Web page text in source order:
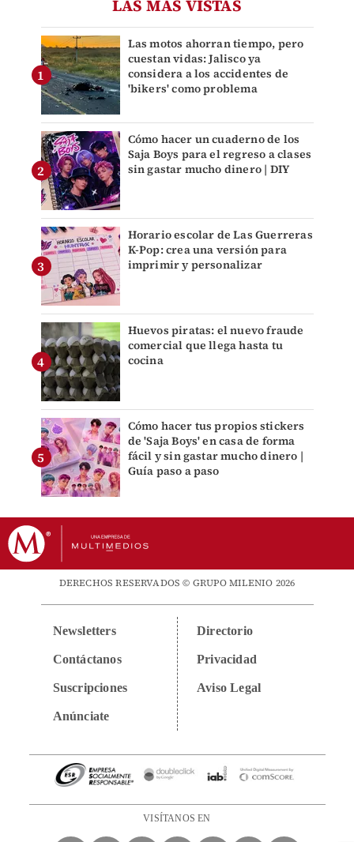
LAS MÁS VISTAS
Las motos ahorran tiempo, pero
cuestan vidas: Jalisco ya
considera a los accidentes de
'bikers' como problema
Cómo hacer un cuaderno de los
Saja Boys para el regreso a clases
sin gastar mucho dinero | DIY
Horario escolar de Las Guerreras
K-Pop: crea una versión para
imprimir y personalizar
Huevos piratas: el nuevo fraude
comercial que llega hasta tu
cocina
Cómo hacer tus propios stickers
de 'Saja Boys' en casa de forma
fácil y sin gastar mucho dinero |
Guía paso a paso
DERECHOS RESERVADOS © GRUPO MILENIO 2026
Newsletters
Contáctanos
Suscripciones
Anúnciate
Directorio
Privacidad
Aviso Legal
VISÍTANOS EN